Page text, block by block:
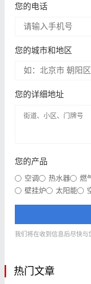
您的电话
您的城市和地区
您的详细地址
您的产品
空调 热水器 燃
壁挂炉
太阳能
我们将在收到信息后尽快与
热门文章